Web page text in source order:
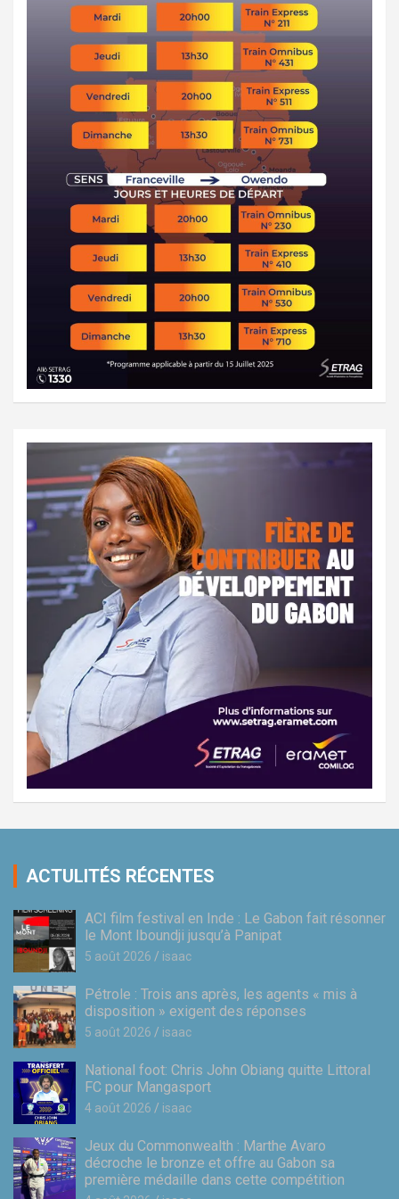
ACTULITÉS RÉCENTES
ACI film festival en Inde : Le Gabon fait résonner
le Mont Iboundji jusqu’à Panipat
5 août 2026 isaac
Pétrole : Trois ans après, les agents « mis à
disposition » exigent des réponses
5 août 2026 isaac
National foot: Chris John Obiang quitte Littoral
FC pour Mangasport
4 août 2026 isaac
Jeux du Commonwealth : Marthe Avaro
décroche le bronze et offre au Gabon sa
première médaille dans cette compétition